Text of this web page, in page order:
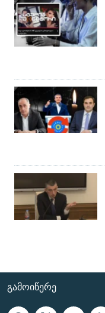
ᲒᲐᲛᲝᲘᲬᲔᲠᲔ